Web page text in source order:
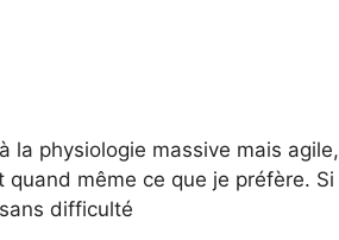
la physiologie massive mais agile,
quand même ce que je préfère. Si
difficulté